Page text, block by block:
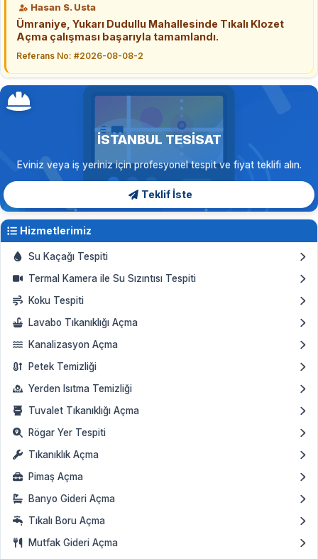
Hasan S. Usta
Ümraniye, Yukarı Dudullu Mahallesinde Tıkalı Klozet
Açma çalışması başarıyla tamamlandı.
Referans No: #2026-08-08-2
İSTANBUL TESISAT
Eviniz veya iş yeriniz için profesyonel tespit ve fiyat teklifi alın.
Teklif İste
Hizmetlerimiz
Su Kaçağı Tespiti
Termal Kamera ile Su Sızıntısı Tespiti
Koku Tespiti
Lavabo Tıkanıklığı Açma
Kanalizasyon Açma
Petek Temizliği
Yerden Isıtma Temizliği
Tuvalet Tıkanıklığı Açma
Rögar Yer Tespiti
Tıkanıklık Açma
Pimaş Açma
Banyo Gideri Açma
Tıkalı Boru Açma
Mutfak Gideri Açma